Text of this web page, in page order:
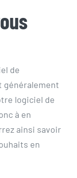
de
généralement
logiciel de
à en
ainsi savoir
en